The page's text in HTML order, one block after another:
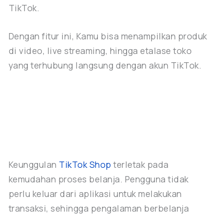
TikTok.
Dengan fitur ini, Kamu bisa menampilkan produk
di video, live streaming, hingga etalase toko
yang terhubung langsung dengan akun TikTok.
Keunggulan TikTok Shop terletak pada
kemudahan proses belanja. Pengguna tidak
perlu keluar dari aplikasi untuk melakukan
transaksi, sehingga pengalaman berbelanja